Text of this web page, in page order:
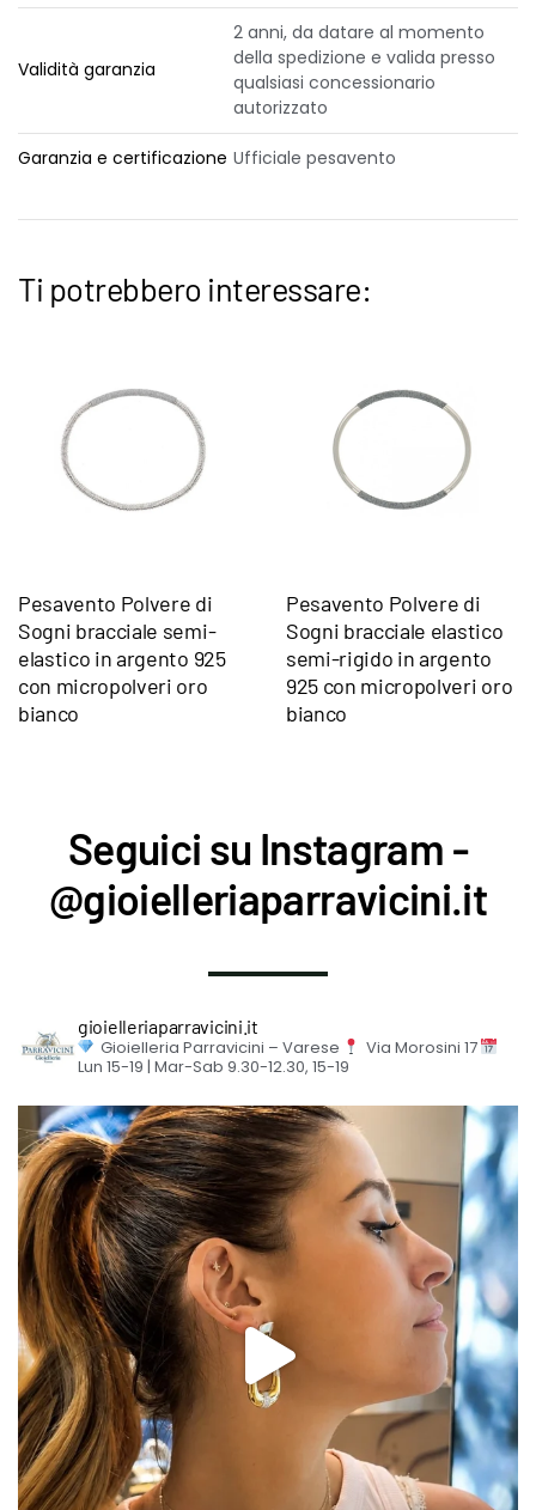
Validità garanzia
2 anni, da datare al momento
della spedizione e valida presso
qualsiasi concessionario
autorizzato
Garanzia e certificazione Ufficiale pesavento
Ti potrebbero interessare:
Pesavento Polvere di
Sogni bracciale semi-
elastico in argento 925
con micropolveri oro
bianco
Pesavento Polvere di
Sogni bracciale elastico
semi-rigido in argento
925 con micropolveri oro
bianco
Seguici su Instagram -
@gioielleriaparravicini.it
gioielleriaparravicini.it
Gioielleria Parravicini – Varese
Via Morosini 17
Lun 15-19 | Mar-Sab 9.30-12.30, 15-19